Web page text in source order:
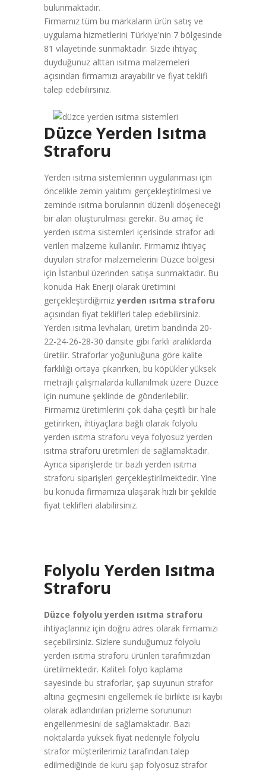
bulunmaktadır.
Firmamız tüm bu markaların ürün satış ve
uygulama hizmetlerini Türkiye'nin 7 bölgesinde
81 vilayetinde sunmaktadır. Sizde ihtiyaç
duyduğunuz alttan ısıtma malzemeleri
açısından firmamızı arayabilir ve fiyat teklifi
talep edebilirsiniz.
Düzce Yerden Isıtma
Straforu
Yerden ısıtma sistemlerinin uygulanması için
öncelikle zemin yalıtımı gerçekleştirilmesi ve
zeminde ısıtma borularının düzenli döşeneceği
bir alan oluşturulması gerekir. Bu amaç ile
yerden ısıtma sistemleri içerisinde strafor adı
verilen malzeme kullanılır. Firmamız ihtiyaç
duyulan strafor malzemelerini Düzce bölgesi
için İstanbul üzerinden satışa sunmaktadır. Bu
konuda Hak Enerji olarak üretimini
gerçekleştirdiğimizyerden ısıtma straforu
açısından fiyat teklifleri talep edebilirsiniz.
Yerden ısıtma levhaları, üretim bandında 20-
22-24-26-28-30 dansite gibi farklı aralıklarda
üretilir. Straforlar yoğunluğuna göre kalite
farklılığı ortaya çıkarırken, bu köpükler yüksek
metrajlı çalışmalarda kullanılmak üzere Düzce
için numune şeklinde de gönderilebilir.
Firmamız üretimlerini çok daha çeşitli bir hale
getirirken, ihtiyaçlara bağlı olarak folyolu
yerden ısıtma straforu veya folyosuz yerden
ısıtma straforu üretimleri de sağlamaktadır.
Ayrıca siparişlerde tır bazlı yerden ısıtma
straforu siparişleri gerçekleştirilmektedir. Yine
bu konuda firmamıza ulaşarak hızlı bir şekilde
fiyat teklifleri alabilirsiniz.
Folyolu Yerden Isıtma
Straforu
Düzce folyolu yerden ısıtma straforu
ihtiyaçlarınız için doğru adres olarak firmamızı
seçebilirsiniz. Sizlere sunduğumuz folyolu
yerden ısıtma straforu ürünleri tarafımızdan
üretilmektedir. Kaliteli folyo kaplama
sayesinde bu straforlar, şap suyunun strafor
altına geçmesini engellemek ile birlikte ısı kaybı
olarak adlandırılan prizleme sorununun
engellenmesini de sağlamaktadır. Bazı
noktalarda yüksek fiyat nedeniyle folyolu
strafor müşterilerimiz tarafından talep
edilmediğinde de kuru şap folyosuz strafor